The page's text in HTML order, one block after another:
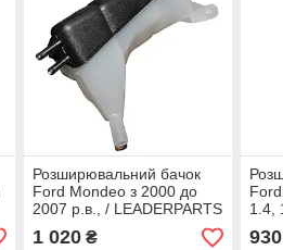
Розширювальний бачок
Ford Mondeo з 2000 до
2007 р.в., / LEADERPARTS
1 020₴
1.4,
930